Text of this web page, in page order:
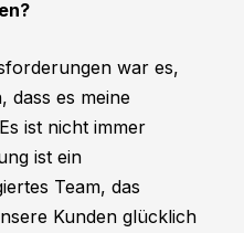
war es,
dass es meine
ist nicht immer
ist ein
Team, das
Kunden glücklich